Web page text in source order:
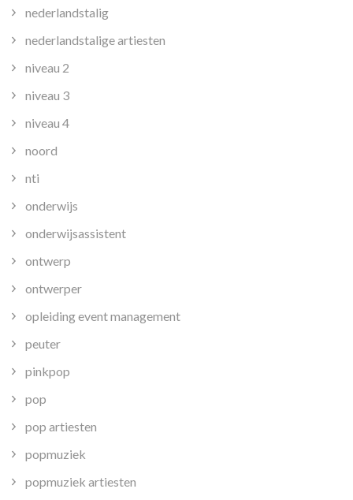
nederlandstalig
nederlandstalige artiesten
niveau 2
niveau 3
niveau 4
noord
nti
onderwijs
onderwijsassistent
ontwerp
ontwerper
opleiding event management
peuter
pinkpop
pop
pop artiesten
popmuziek
popmuziek artiesten